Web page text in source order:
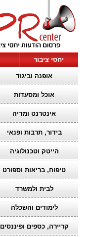
יחסי ציבור
אופנה וביגוד
אוכל ומסעדות
אינטרנט ומדיה
בידור, תרבות ופנאי
הייטק וטכנולוגיה
טיפוח, בריאות וספורט
לבית ולמשרד
לימודים והשכלה
קריירה, כספים ופיננסים